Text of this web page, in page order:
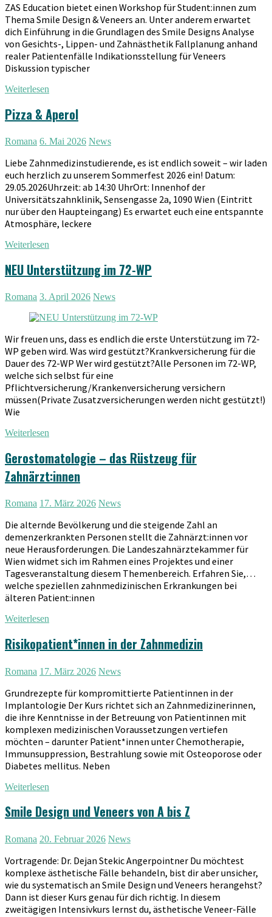
ZAS Education bietet einen Workshop für Student:innen zum
Thema Smile Design & Veneers an. Unter anderem erwartet
dich Einführung in die Grundlagen des Smile Designs Analyse
von Gesichts-, Lippen- und Zahnästhetik Fallplanung anhand
realer Patientenfälle Indikationsstellung für Veneers
Diskussion typischer
Weiterlesen
Pizza & Aperol
Romana 6. Mai 2026 News
Liebe Zahnmedizinstudierende, es ist endlich soweit – wir laden
euch herzlich zu unserem Sommerfest 2026 ein! Datum:
29.05.2026Uhrzeit: ab 14:30 UhrOrt: Innenhof der
Universitätszahnklinik, Sensengasse 2a, 1090 Wien (Eintritt
nur über den Haupteingang) Es erwartet euch eine entspannte
Atmosphäre, leckere
Weiterlesen
NEU Unterstützung im 72-WP
Romana 3. April 2026 News
Wir freuen uns, dass es endlich die erste Unterstützung im 72-
WP geben wird. Was wird gestützt?Krankversicherung für die
Dauer des 72-WP Wer wird gestützt?Alle Personen im 72-WP,
welche sich selbst für eine
Pflichtversicherung/Krankenversicherung versichern
müssen(Private Zusatzversicherungen werden nicht gestützt!)
Wie
Weiterlesen
Gerostomatologie – das Rüstzeug für
Zahnärzt:innen
Romana 17. März 2026 News
Die alternde Bevölkerung und die steigende Zahl an
demenzerkrankten Personen stellt die Zahnärzt:innen vor
neue Herausforderungen. Die Landeszahnärztekammer für
Wien widmet sich im Rahmen eines Projektes und einer
Tagesveranstaltung diesem Themenbereich. Erfahren Sie,…
welche speziellen zahnmedizinischen Erkrankungen bei
älteren Patient:innen
Weiterlesen
Risikopatient*innen in der Zahnmedizin
Romana 17. März 2026 News
Grundrezepte für kompromittierte Patientinnen in der
Implantologie Der Kurs richtet sich an Zahnmedizinerinnen,
die ihre Kenntnisse in der Betreuung von Patientinnen mit
komplexen medizinischen Voraussetzungen vertiefen
möchten – darunter Patient*innen unter Chemotherapie,
Immunsuppression, Bestrahlung sowie mit Osteoporose oder
Diabetes mellitus. Neben
Weiterlesen
Smile Design und Veneers von A bis Z
Romana 20. Februar 2026 News
Vortragende: Dr. Dejan Stekic Angerpointner Du möchtest
komplexe ästhetische Fälle behandeln, bist dir aber unsicher,
wie du systematisch an Smile Design und Veneers herangehst?
Dann ist dieser Kurs genau für dich richtig. In diesem
zweitägigen Intensivkurs lernst du, ästhetische Veneer-Fälle